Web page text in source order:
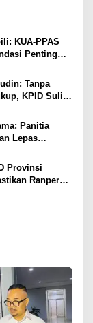
KUA-PPAS
Penting
Tanpa
KPID Sulit
Panitia
Lepas
Provinsi
Ranperda